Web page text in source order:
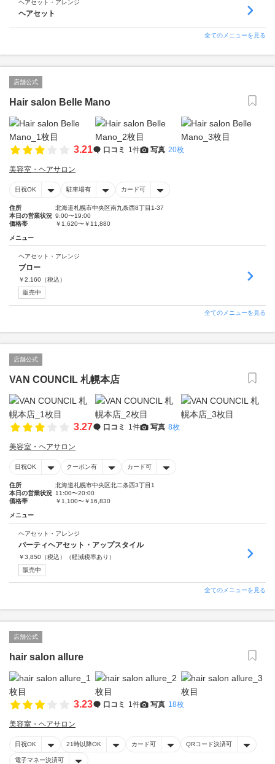
ヘアセット・アレンジ
ヘアセット
全てのメニューを見る
店舗公式
Hair salon Belle Mano
3.21 口コミ 1件 写真 20枚
美容室・ヘアサロン
日祝OK 駐車場有 カード可
住所
北海道札幌市中央区南九条西8丁目1-37
本日の営業状況 9:00〜19:00
価格帯
￥1,620〜￥11,880
メニュー
ヘアセット・アレンジ
ブロー
￥2,160 （税込）
販売中
全てのメニューを見る
店舗公式
VAN COUNCIL 札幌本店
3.27 口コミ 1件 写真 8枚
美容室・ヘアサロン
日祝OK クーポン有 カード可
住所
北海道札幌市中央区北二条西3丁目1
本日の営業状況 11:00〜20:00
価格帯
￥1,100〜￥16,830
メニュー
ヘアセット・アレンジ
パーティヘアセット・アップスタイル
￥3,850 （税込）
（軽減税率あり）
販売中
全てのメニューを見る
店舗公式
hair salon allure
3.23 口コミ 1件 写真 18枚
美容室・ヘアサロン
日祝OK 21時以降OK カード可 QRコード決済可
電子マネー決済可